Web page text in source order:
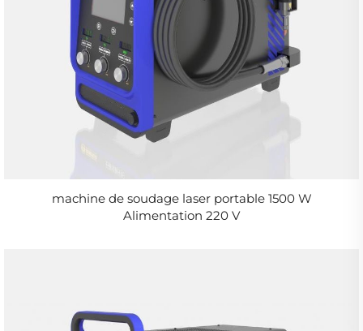
machine de soudage laser portable 1500 W
Alimentation 220 V